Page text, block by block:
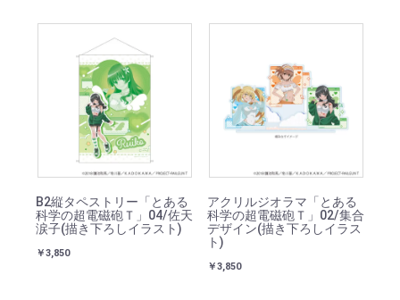
B2縦タペストリー「とある
科学の超電磁砲Ｔ」04/佐天
涙子(描き下ろしイラスト)
￥3,850
アクリルジオラマ「とある
科学の超電磁砲Ｔ」02/集合
デザイン(描き下ろしイラス
ト)
￥3,850